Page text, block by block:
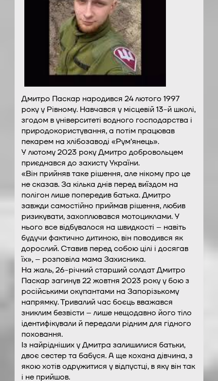
Дмитро Паскар народився 24 лютого 1997
року у Рівному. Навчався у місцевій 13-й школі,
згодом в університеті водного господарства і
природокористування, а потім працював
пекарем на хлібозаводі «Рум’янець».
У лютому 2023 року Дмитро добровольцем
приєднався до захисту України.
«Він прийняв таке рішення, але нікому про це
не сказав. За кілька днів перед виїздом на
полігон лише попередив батька. Дмитро
завжди самостійно приймав рішення, любив
ризикувати, захоплювався мотоциклами. У
нього все відбувалося на швидкості – навіть
будучи фактично дитиною, він поводився як
дорослий. Ставив перед собою цілі і досягав
їх», – розповіла мама Захисника.
На жаль, 26-річний старший солдат Дмитро
Паскар загинув 22 жовтня 2023 року у бою з
російськими окупантами на Запорізькому
напрямку. Тривалий час боєць вважався
зниклим безвісти – лише нещодавно його тіло
ідентифікували й передали рідним для гідного
поховання.
Із найрідніших у Дмитра залишилися батьки,
двоє сестер та бабуся. А ще кохана дівчина, з
якою хотів одружитися у відпустці, в яку він так
і не прийшов.